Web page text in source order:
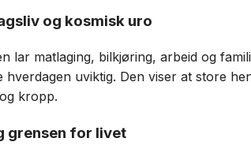
og kosmisk uro
lar matlaging, bilkjøring, arbeid og
hverdagen uviktig. Den viser at store
kropp.
grensen for livet